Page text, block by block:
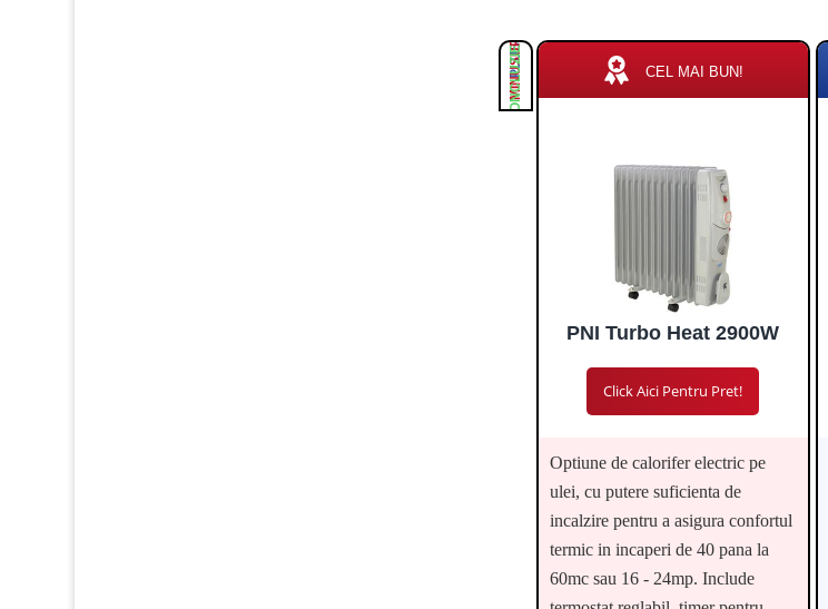
PLUSURI
MINUSURI
CONCLUZIE CEL MAI BUN!
PNI Turbo Heat 2900W
Click Aici Pentru Pret!
Optiune de calorifer electric pe
ulei, cu putere suficienta de
incalzire pentru a asigura confortul
termic in incaperi de 40 pana la
60mc sau 16 - 24mp. Include